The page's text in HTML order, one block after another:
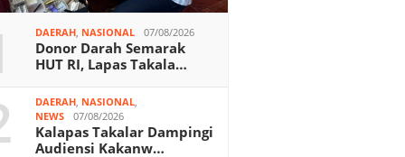
DAERAH NASIONAL 07/08/2026
Donor Darah Semarak
HUT RI, Lapas Takala…
DAERAH NASIONAL
NEWS
07/08/2026
Kalapas Takalar Dampingi
Audiensi Kakanw…